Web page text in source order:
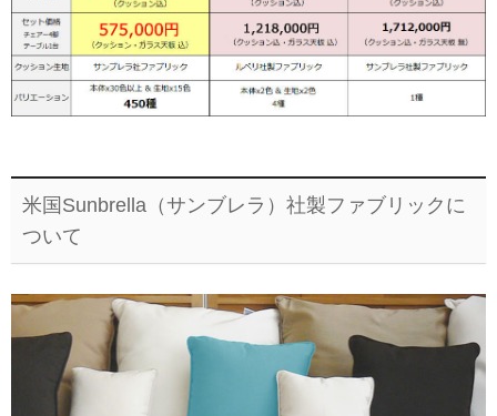
米国Sunbrella（サンブレラ）社製ファブリックに
ついて